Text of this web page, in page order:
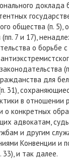
доклада
общества (п. 5),
7 и 17),
о борьбе
для
31),
в отношении
о конкретных
адвокатам,
и другим
Конвенции и
33), и так далее.